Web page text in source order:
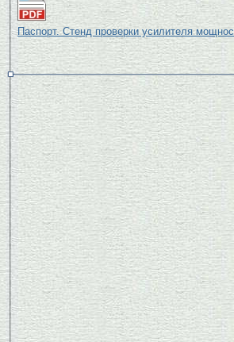
Паспорт. Стенд проверки усилителя